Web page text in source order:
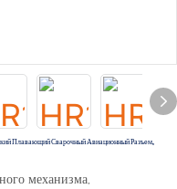
Плавающий Сварочный Авиационный Разъем,
механизма,